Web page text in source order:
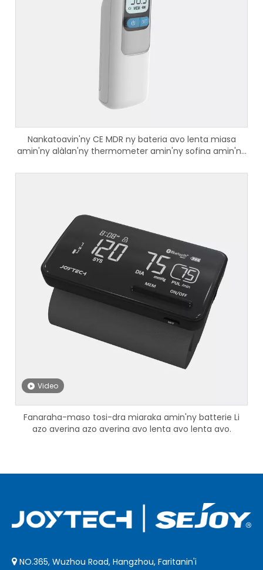
Nankatoavin'ny CE MDR ny bateria avo lenta miasa
amin'ny alàlan'ny thermometer amin'ny sofina amin'ny
Video
Fanaraha-maso tosi-dra miaraka amin'ny batterie Li
azo averina azo averina avo lenta avo lenta avo.
 NO.365, Wuzhou Road, Hangzhou, Faritanin'i